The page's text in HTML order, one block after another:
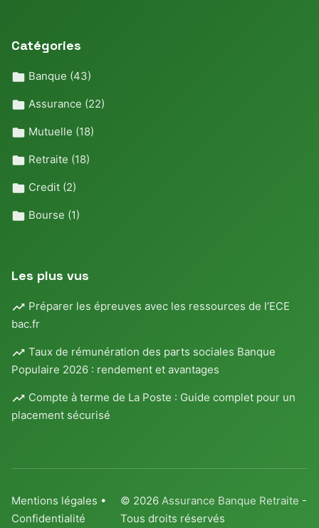
Catégories
Banque (43)
Assurance (22)
Mutuelle (18)
Retraite (18)
Credit (2)
Bourse (1)
Les plus vus
Préparer les épreuves avec les ressources de l’ECE
bac.fr
Taux de rémunération des parts sociales Banque
Populaire 2026 : rendement et avantages
Compte à terme de La Poste : Guide complet pour un
placement sécurisé
Mentions légales •
Confidentialité
© 2026 Assurance Banque Retraite -
Tous droits réservés